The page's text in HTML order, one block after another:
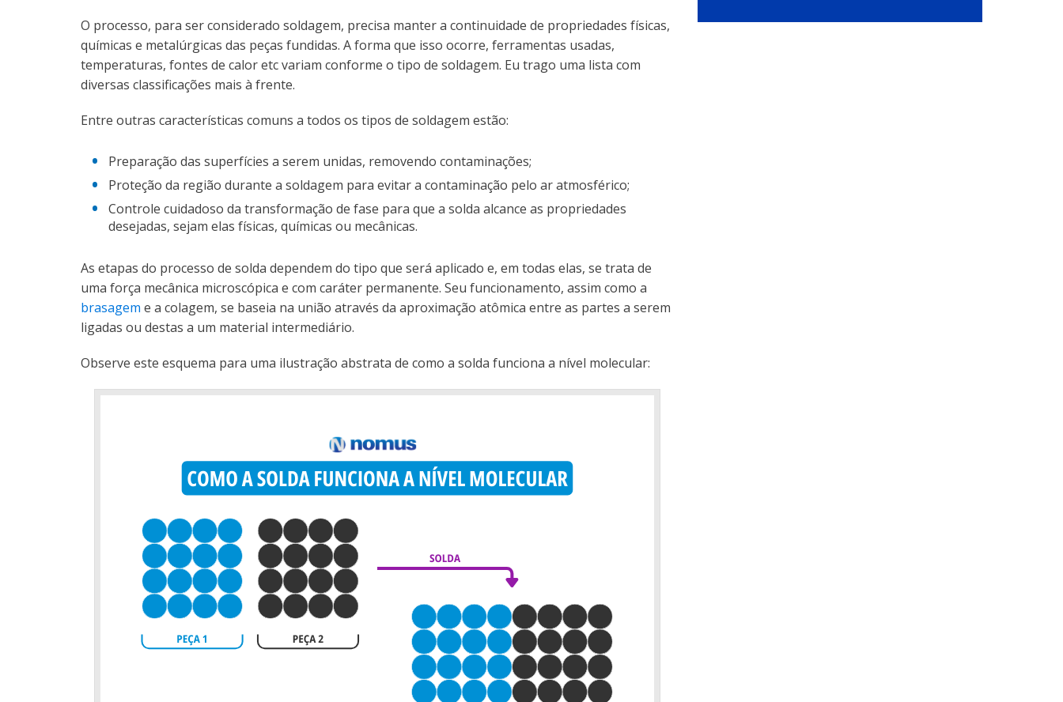
O processo, para ser considerado soldagem, precisa manter a continuidade de propriedades físicas,
químicas e metalúrgicas das peças fundidas. A forma que isso ocorre, ferramentas usadas,
temperaturas, fontes de calor etc variam conforme o tipo de soldagem. Eu trago uma lista com
diversas classificações mais à frente.
Entre outras características comuns a todos os tipos de soldagem estão:
Preparação das superfícies a serem unidas, removendo contaminações;
Proteção da região durante a soldagem para evitar a contaminação pelo ar atmosférico;
Controle cuidadoso da transformação de fase para que a solda alcance as propriedades
desejadas, sejam elas físicas, químicas ou mecânicas.
As etapas do processo de solda dependem do tipo que será aplicado e, em todas elas, se trata de
uma força mecânica microscópica e com caráter permanente. Seu funcionamento, assim como a
brasagem e a colagem, se baseia na união através da aproximação atômica entre as partes a serem
ligadas ou destas a um material intermediário.
Observe este esquema para uma ilustração abstrata de como a solda funciona a nível molecular: